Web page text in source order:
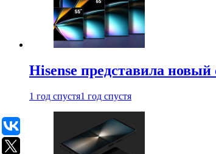
Hisense представила
1 год спустя1 год спустя